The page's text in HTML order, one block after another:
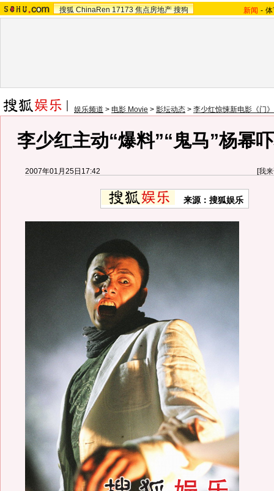
搜狐 ChinaRen 17173 焦点房地产 搜狗 新闻 -
娱乐频道 > 电影 Movie > 影坛动态 > 李少红惊悚新电影《门》
李少红主动“爆料”“鬼马”杨幂
2007年01月25日17:42 [我
来源：搜狐娱乐